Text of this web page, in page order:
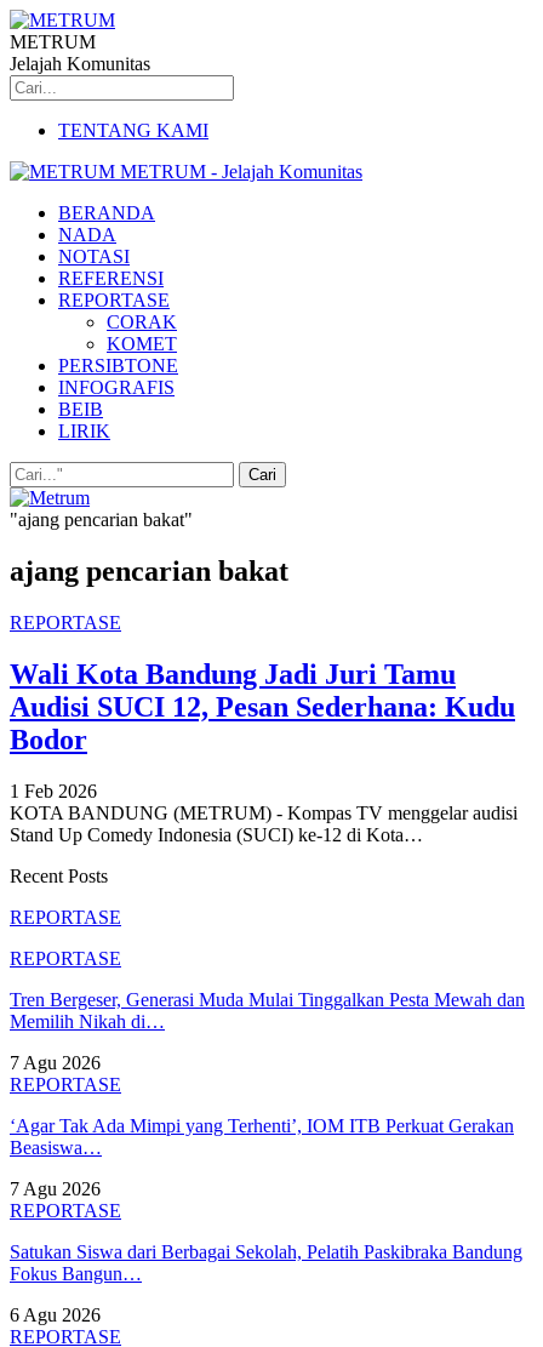
METRUM
Jelajah Komunitas
TENTANG KAMI
METRUM - Jelajah Komunitas
BERANDA
NADA
NOTASI
REFERENSI
REPORTASE
CORAK
KOMET
PERSIBTONE
INFOGRAFIS
BEIB
LIRIK
"ajang pencarian bakat"
ajang pencarian bakat
REPORTASE
Wali Kota Bandung Jadi Juri Tamu
Audisi SUCI 12, Pesan Sederhana: Kudu
Bodor
1 Feb 2026
KOTA BANDUNG (METRUM) - Kompas TV menggelar audisi
Stand Up Comedy Indonesia (SUCI) ke-12 di Kota…
Recent Posts
REPORTASE
REPORTASE
Tren Bergeser, Generasi Muda Mulai Tinggalkan Pesta Mewah dan
Memilih Nikah di…
7 Agu 2026
REPORTASE
‘Agar Tak Ada Mimpi yang Terhenti’, IOM ITB Perkuat Gerakan
Beasiswa…
7 Agu 2026
REPORTASE
Satukan Siswa dari Berbagai Sekolah, Pelatih Paskibraka Bandung
Fokus Bangun…
6 Agu 2026
REPORTASE